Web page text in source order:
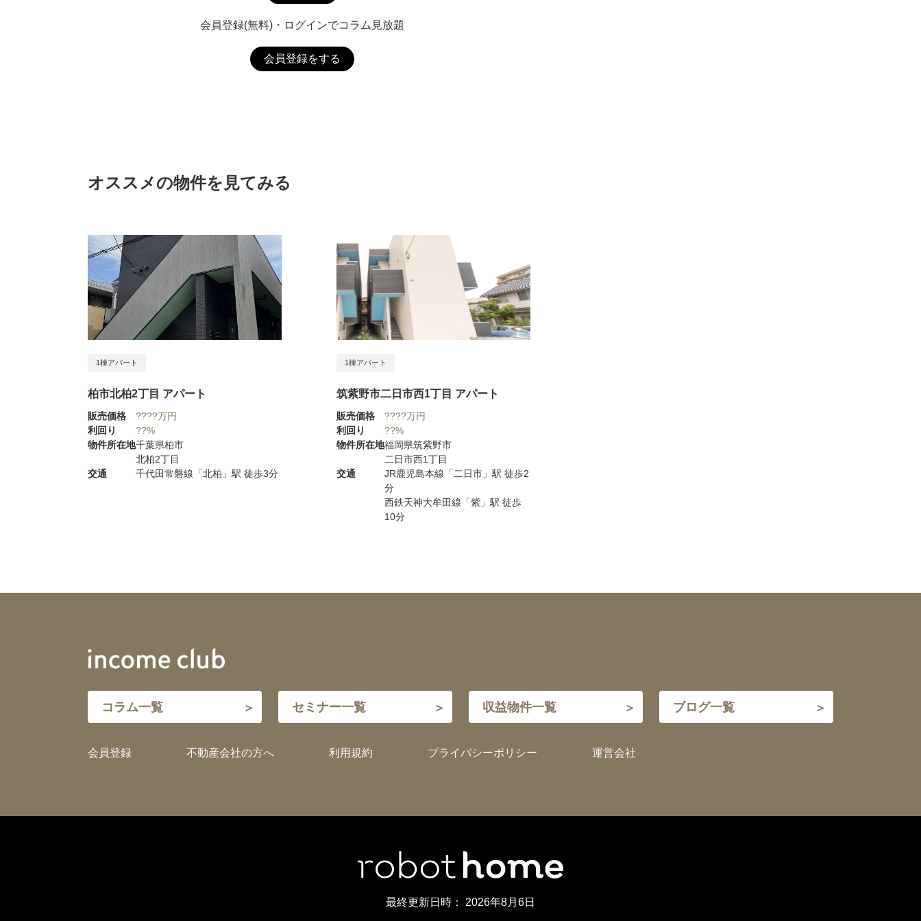
会員登録(無料)・ログインでコラム見放題
会員登録をする
オススメの物件を見てみる
1棟アパート
柏市北柏2丁目 アパート
販売価格
????万円
利回り
??%
物件所在地千葉県柏市
北柏2丁目
交通
千代田常磐線「北柏」駅 徒歩3分
1棟アパート
筑紫野市二日市西1丁目 アパート
販売価格
????万円
利回り
??%
物件所在地福岡県筑紫野市
二日市西1丁目
交通
JR鹿児島本線「二日市」駅 徒歩2
分
西鉄天神大牟田線「紫」駅 徒歩
10分
コラム一覧 セミナー一覧 収益物件一覧 ブログ一覧
会員登録 不動産会社の方へ 利用規約 プライバシーポリシー 運営会社
最終更新日時： 2026年8月6日